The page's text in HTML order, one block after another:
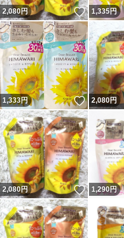
2,080円 いいね！
1,335円
1,333円 いいね！
2,080円
2,080円 いいね！
1,290円